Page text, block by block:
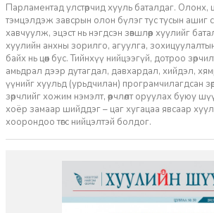
Парламентад улстөрчид хууль баталдаг. Олонх,
тэмцэлдэж завсрын олон бүлэг тус тусын ашиг
хавчуулж, эцэст нь нэгдсэн зөвшлөөр хуулийг
хуулийн анхны зорилго, агуулга,
байх нь цөөн бус. Тийнхүү нийцээгүй, дотроо
амьдрал дээр дутагдал, давхардал, хийдэл,
үүнийг хуульд (урьдчилан) програмчилагдсан
зөрчлийг хожим нэмэлт, өөрчлөлт оруулах буюу
хоёр замаар шийддэг – цаг хугацаа явсаар
хоорондоо төгс нийцэлтэй болдог.